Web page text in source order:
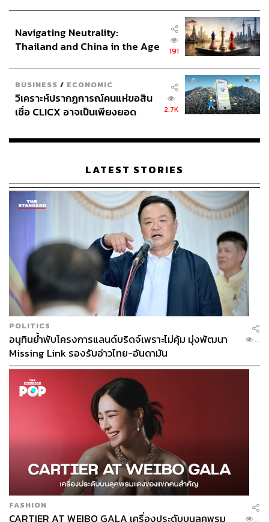
Navigating Neutrality:
Thailand and China in the Age
191
BUSINESS / ECONOMIC
วิเคราะห์ปรากฏการณ์คนแห่ขอสิน
เชื่อ CLICX อาจเป็นเพียงยอด
เรือนไทยที่ถูกซุกไว้
2.7K
LATEST STORIES
POLITICS
อนุทินย้ำพับโครงการแลนด์บริดจ์เพราะไม่คุ้ม มุ่งพัฒนา
Missing Link รองรับอ่าวไทย-อันดามัน
...
FASHION
CARTIER AT WEIBO GALA เครื่องประดับบนลุคพรม ...